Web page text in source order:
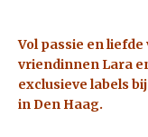
Vol passie en
vriendinnen Lara
exclusieve labels
in Den Haag.